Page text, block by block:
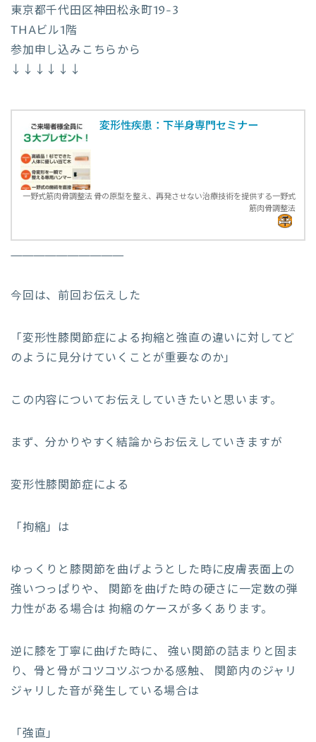
東京都千代田区神田松永町19-3
THAビル1階
参加申し込みこちらから
↓↓↓↓↓↓
変形性疾患：下半身専門セミナー
一野式筋肉骨調整法 骨の原型を整え、再発させない治療技術を提供する一野式
筋肉骨調整法
——————————
今回は、前回お伝えした
「変形性膝関節症による拘縮と強直の違いに対してど
のように見分けていくことが重要なのか」
この内容についてお伝えしていきたいと思います。
まず、分かりやすく結論からお伝えしていきますが
変形性膝関節症による
「拘縮」は
ゆっくりと膝関節を曲げようとした時に皮膚表面上の
強いつっぱりや、 関節を曲げた時の硬さに一定数の弾
力性がある場合は 拘縮のケースが多くあります。
逆に膝を丁寧に曲げた時に、 強い関節の詰まりと固ま
り、骨と骨がコツコツぶつかる感触、 関節内のジャリ
ジャリした音が発生している場合は
「強直」